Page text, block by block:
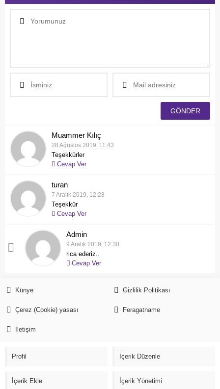
Muammer Kılıç
28 Ağustos 2019, 11:43
Teşekkürler
Cevap Ver
turan
7 Aralık 2019, 12:28
Teşekkür
Cevap Ver
Admin
9 Aralık 2019, 12:30
rica ederiz..
Cevap Ver
Künye Gizlilik Politikası
Çerez (Cookie) yasası Feragatname
İletişim
Profil İçerik Düzenle
İçerik Ekle İçerik Yönetimi